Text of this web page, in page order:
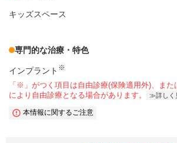
キッズスペース
専門的な治療・特色
インプラント ※
「※」がつく項目は自由診療(保険適用外)、また
により自由診療となる場合があります。
詳しく
本情報に関するご注意